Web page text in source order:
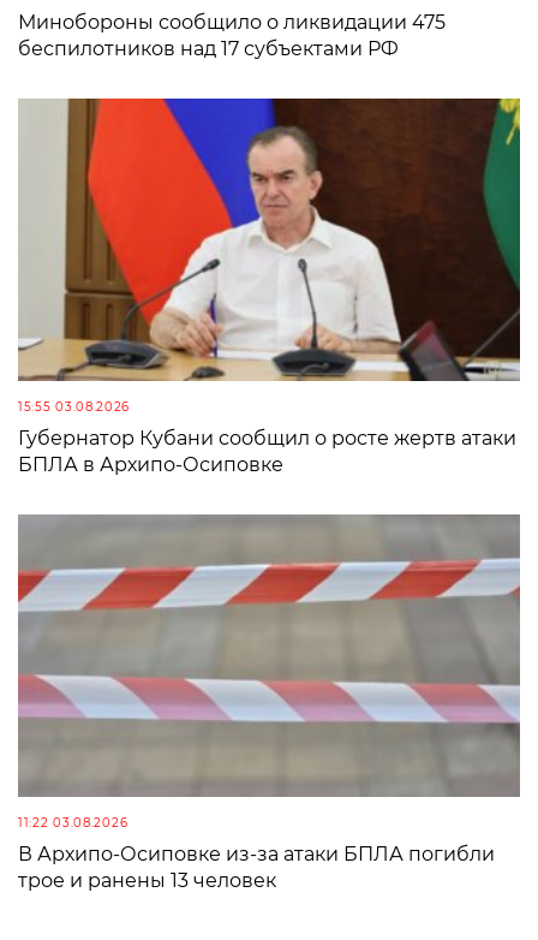
Минобороны сообщило о ликвидации 475
беспилотников над 17 субъектами РФ
15:55 03.08.2026
Губернатор Кубани сообщил о росте жертв атаки
БПЛА в Архипо-Осиповке
11:22 03.08.2026
В Архипо-Осиповке из-за атаки БПЛА погибли
трое и ранены 13 человек